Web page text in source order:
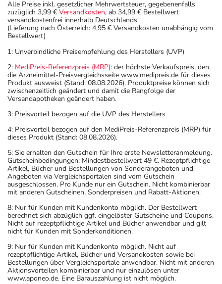
Alle Preise inkl. gesetzlicher Mehrwertsteuer, gegebenenfalls
zuzüglich 3,99 € Versandkosten, ab 34,99 € Bestellwert
versandkostenfrei innerhalb Deutschlands.
(Lieferung nach Österreich: 4,95 € Versandkosten unabhängig vom
Bestellwert)
1: Unverbindliche Preisempfehlung des Herstellers (UVP)
2: MediPreis-Referenzpreis (MRP): der höchste Verkaufspreis, den
die Arzneimittel-Preisvergleichsseite www.medipreis.de für dieses
Produkt ausweist (Stand: 08.08.2026). Produktpreise können sich
zwischenzeitlich geändert und damit die Rangfolge der
Versandapotheken geändert haben.
3: Preisvorteil bezogen auf die UVP des Herstellers
4: Preisvorteil bezogen auf den MediPreis-Referenzpreis (MRP) für
dieses Produkt (Stand: 08.08.2026).
5: Sie erhalten den Gutschein für Ihre erste Newsletteranmeldung.
Gutscheinbedingungen: Mindestbestellwert 49 €. Rezeptpflichtige
Artikel, Bücher und Bestellungen von Sonderangeboten und
Angeboten via Vergleichsportalen sind vom Gutschein
ausgeschlossen. Pro Kunde nur ein Gutschein. Nicht kombinierbar
mit anderen Gutscheinen, Sonderpreisen und Rabatt-Aktionen.
8: Nur für Kunden mit Kundenkonto möglich. Der Bestellwert
berechnet sich abzüglich ggf. eingelöster Gutscheine und Coupons.
Nicht auf rezeptpflichtige Artikel und Bücher anwendbar und gilt
nicht für Kunden mit Sonderkonditionen.
9: Nur für Kunden mit Kundenkonto möglich. Nicht auf
rezeptpflichtige Artikel, Bücher und Versandkosten sowie bei
Bestellungen über Vergleichsportale anwendbar. Nicht mit anderen
Aktionsvorteilen kombinierbar und nur einzulösen unter
www.aponeo.de. Eine Barauszahlung ist nicht möglich.